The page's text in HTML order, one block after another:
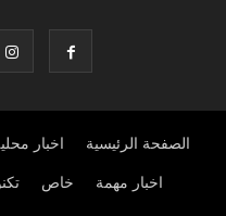
الصفحة الرئيسية اخبار
اخبار مهمة خاص